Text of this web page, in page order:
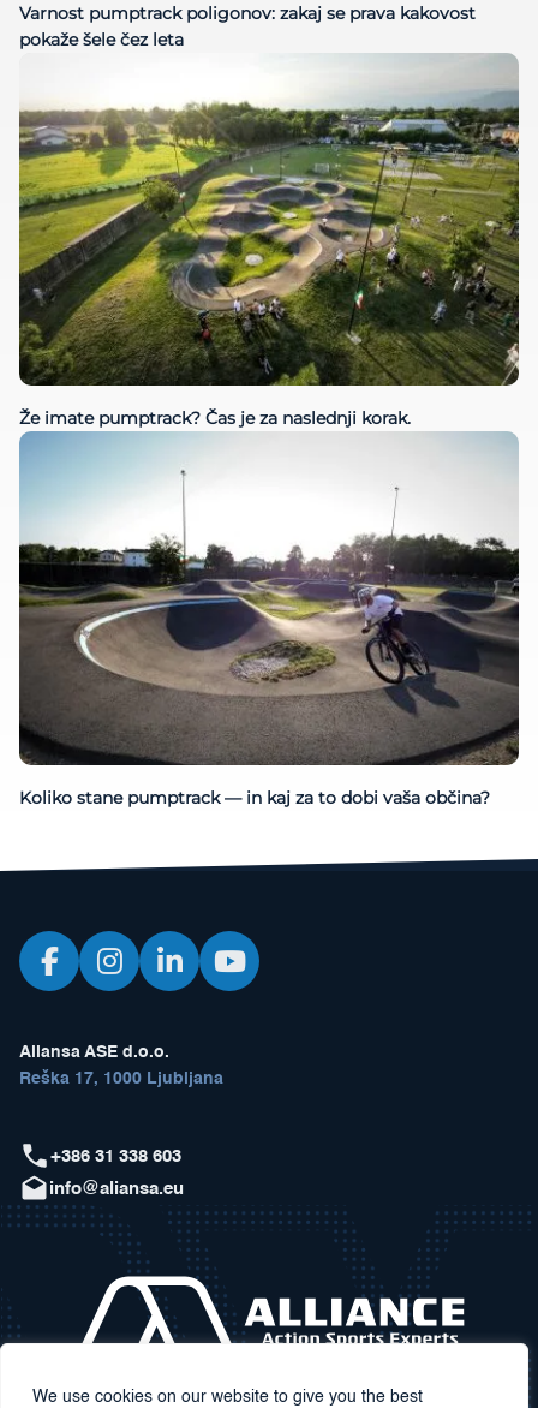
We use cookies on our website to give you the best
Varnost pumptrack poligonov: zakaj se prava kakovost
pokaže šele čez leta
Že imate pumptrack? Čas je za naslednji korak.
Koliko stane pumptrack — in kaj za to dobi vaša občina?
Aliansa ASE d.o.o.
Reška 17, 1000 Ljubljana
+386 31 338 603
info@aliansa.eu